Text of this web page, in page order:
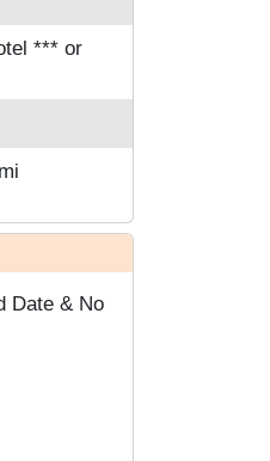
*** or
Date & No